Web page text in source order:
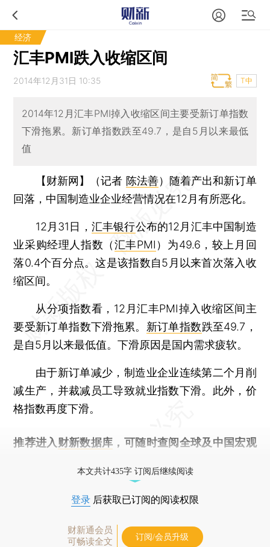
经济
汇丰PMI跌入收缩区间
2014年12月31日 10:35 T中
2014年12月汇丰PMI掉入收缩区间主要受新订单指数
下滑拖累。新订单指数跌至49.7，是自5月以来最低
值
【财新网】（记者 陈法善） 随着产出和新订单
回落，中国制造业企业经营情况在12月有所恶化。
12月31日， 汇丰银行公布的12月汇丰中国制造
业采购经理人指数（汇丰PMI ）为49.6，较上月回
落0.4个百分点。这是该指数自5月以来首次落入收
缩区间。
从分项指数看，12月汇丰PMI掉入收缩区间主
要受新订单指数下滑拖累。 新订单指数跌至49.7，
是自5月以来最低值。下滑原因是国内需求疲软。
由于新订单减少，制造业企业连续第二个月削
减生产，并裁减员工导致就业指数下滑。此外，价
格指数再度下滑。
推荐进入 财新数据库 ，可随时查阅全球及中国宏观
本文共计435字 订阅后继续阅读
登录 后获取已订阅的阅读权限
财新通会员
可畅读全文
订阅/会员升级